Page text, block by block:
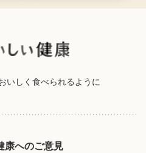
いしく食べられるように
康へのご意見